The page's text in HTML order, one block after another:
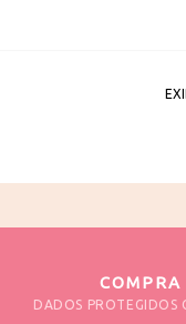
COMPRA
DADOS PROTEGIDOS